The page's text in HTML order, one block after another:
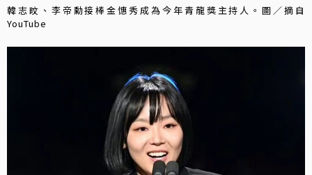
韓志旼、李帝勳接棒金憓秀成為今年青龍獎主持人。圖／摘自
YouTube